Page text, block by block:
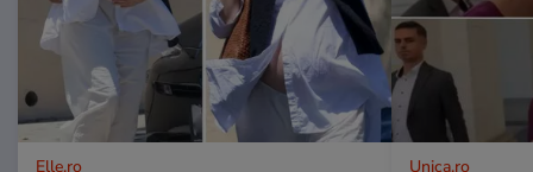
Elle.ro Unica.ro